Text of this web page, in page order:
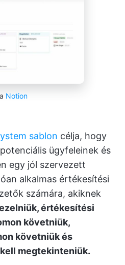
Notion
sablon célja, hogy
ügyfeleinek és
egy jól szervezett
alkalmas értékesítési
számára, akiknek
értékesítési
követniük,
követniük és
megtekinteniük.